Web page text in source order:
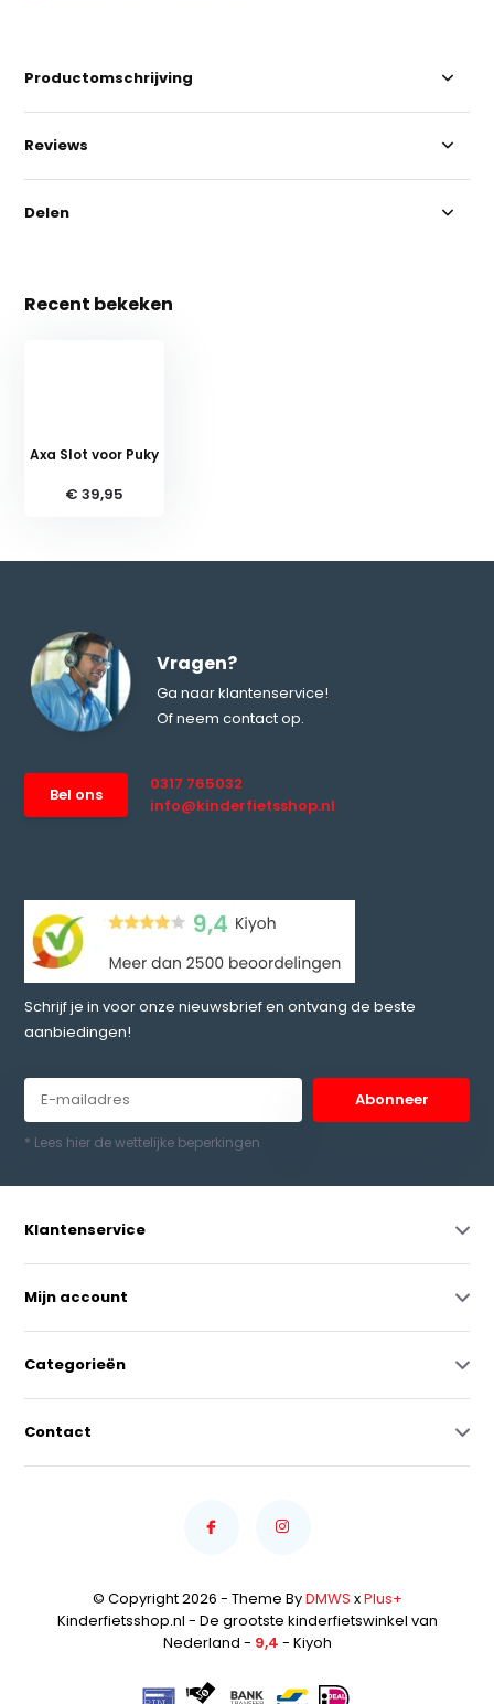
Productomschrijving
Reviews
Delen
Recent bekeken
Axa Slot voor Puky
€ 39,95
Vragen?
Ga naar klantenservice!
Of neem contact op.
Bel ons
0317 765032
info@kinderfietsshop.nl
Schrijf je in voor onze nieuwsbrief en ontvang de beste
aanbiedingen!
Abonneer
* Lees hier de wettelijke beperkingen
Klantenservice
Mijn account
Categorieën
Contact
© Copyright 2026 - Theme ByDMWS xPlus+
Kinderfietsshop.nl - De grootste kinderfietswinkel van
Nederland - 9,4 - Kiyoh